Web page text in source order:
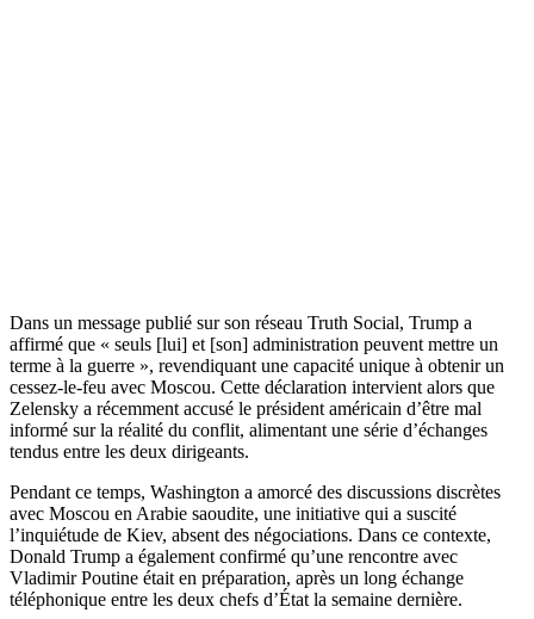
Dans un message publié sur son réseau Truth Social, Trump a
affirmé que « seuls [lui] et [son] administration peuvent mettre un
terme à la guerre », revendiquant une capacité unique à obtenir un
cessez-le-feu avec Moscou. Cette déclaration intervient alors que
Zelensky a récemment accusé le président américain d’être mal
informé sur la réalité du conflit, alimentant une série d’échanges
tendus entre les deux dirigeants.
Pendant ce temps, Washington a amorcé des discussions discrètes
avec Moscou en Arabie saoudite, une initiative qui a suscité
l’inquiétude de Kiev, absent des négociations. Dans ce contexte,
Donald Trump a également confirmé qu’une rencontre avec
Vladimir Poutine était en préparation, après un long échange
téléphonique entre les deux chefs d’État la semaine dernière.